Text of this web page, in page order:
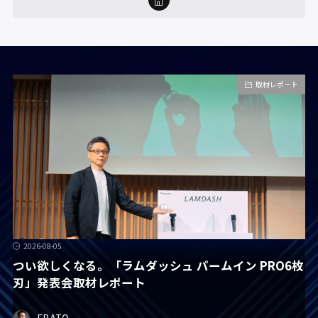
取材レポート
2026-08-05
つい欲しくなる。「ラムダッシュ パームイン PRO6枚
刃」発表会取材レポート